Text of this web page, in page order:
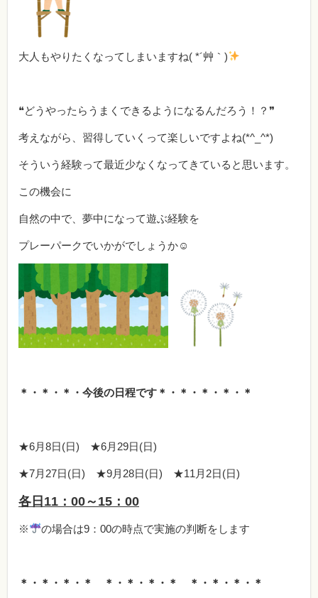
大人もやりたくなってしまいますね( *´艸｀)
❝どうやったらうまくできるようになるんだろう！？❞
考えながら、習得していくって楽しいですよね(*^_^*)
そういう経験って最近少なくなってきていると思います。
この機会に
自然の中で、夢中になって遊ぶ経験を
プレーパークでいかがでしょうか☺
＊・＊・＊・今後の日程です＊・ ＊・＊・＊・＊
★6月8日(日) ★6月29日(日)
★7月27日(日) ★9月28日(日) ★11月2日(日)
各日11：00～15：00
※ の場合は9：00の時点で実施の判断をします
＊・＊・＊・＊ ＊・＊・＊・＊ ＊・＊・＊・＊